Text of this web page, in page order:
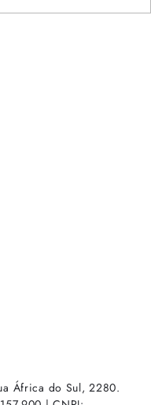
África do Sul, 2280.